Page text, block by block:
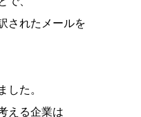
されたメールを
た。
える企業は